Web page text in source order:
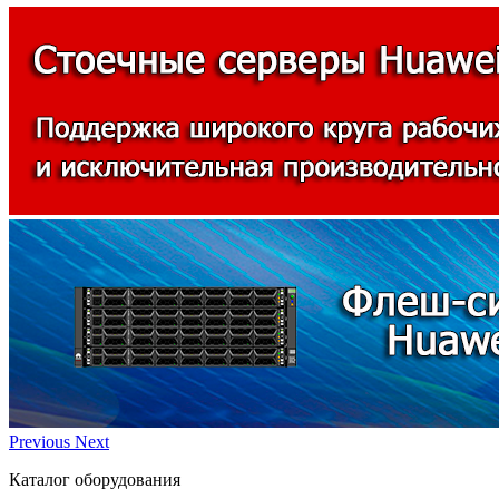
Previous Next
Каталог оборудования